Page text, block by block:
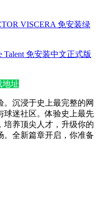
VISCERA 免安装绿
免安装中文正式版
地址
。沉浸于史上最完整的网
球迷社区。体验史上最先
培养顶尖人才，升级你的
。全新篇章开启，你准备